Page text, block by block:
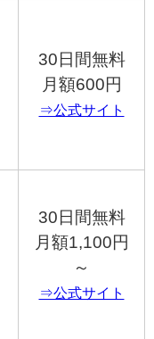
30日間無料
月額600円
⇒公式サイト
30日間無料
月額1,100円
～
⇒公式サイト